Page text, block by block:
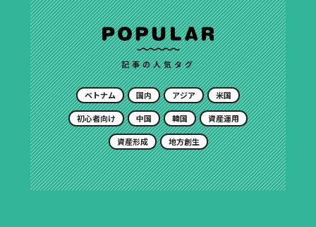
記事の人気タグ
ベトナム 国内 アジア 米国
初心者向け 中国 韓国 資産運用
資産形成 地方創生